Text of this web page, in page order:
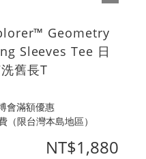
Geometry
Sleeves Tee 日
舊長T
會滿額優惠
限台灣本島地區）
NT$1,880